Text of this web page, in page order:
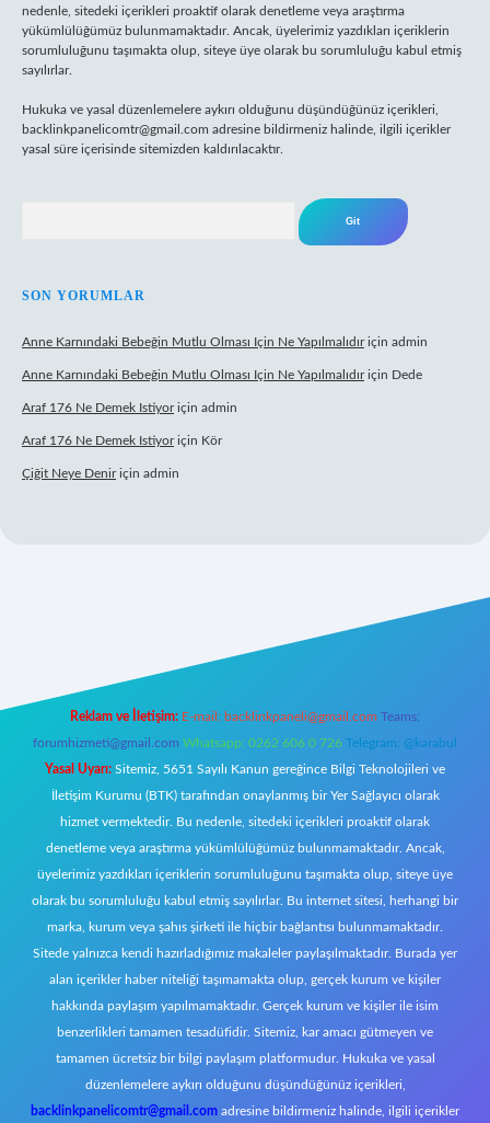
nedenle, sitedeki içerikleri proaktif olarak denetleme veya araştırma
yükümlülüğümüz bulunmamaktadır. Ancak, üyelerimiz yazdıkları içeriklerin
sorumluluğunu taşımakta olup, siteye üye olarak bu sorumluluğu kabul etmiş
sayılırlar.
Hukuka ve yasal düzenlemelere aykırı olduğunu düşündüğünüz içerikleri,
backlinkpanelicomtr@gmail.com adresine bildirmeniz halinde, ilgili içerikler
yasal süre içerisinde sitemizden kaldırılacaktır.
SON YORUMLAR
Anne Karnındaki Bebeğin Mutlu Olması Için Ne Yapılmalıdıriçin admin
Anne Karnındaki Bebeğin Mutlu Olması Için Ne Yapılmalıdıriçin Dede
Araf 176 Ne Demek Istiyoriçin admin
Araf 176 Ne Demek Istiyoriçin Kör
Çiğit Neye Deniriçin admin
Reklam ve İletişim: E-mail: backlinkpaneli@gmail.com Teams:
forumhizmeti@gmail.com Whatsapp: 0262 606 0 726 Telegram: @karabul
Yasal Uyarı: Sitemiz, 5651 Sayılı Kanun gereğince Bilgi Teknolojileri ve
İletişim Kurumu (BTK) tarafından onaylanmış bir Yer Sağlayıcı olarak
hizmet vermektedir. Bu nedenle, sitedeki içerikleri proaktif olarak
denetleme veya araştırma yükümlülüğümüz bulunmamaktadır. Ancak,
üyelerimiz yazdıkları içeriklerin sorumluluğunu taşımakta olup, siteye üye
olarak bu sorumluluğu kabul etmiş sayılırlar. Bu internet sitesi, herhangi bir
marka, kurum veya şahıs şirketi ile hiçbir bağlantısı bulunmamaktadır.
Sitede yalnızca kendi hazırladığımız makaleler paylaşılmaktadır. Burada yer
alan içerikler haber niteliği taşımamakta olup, gerçek kurum ve kişiler
hakkında paylaşım yapılmamaktadır. Gerçek kurum ve kişiler ile isim
benzerlikleri tamamen tesadüfidir. Sitemiz, kar amacı gütmeyen ve
tamamen ücretsiz bir bilgi paylaşım platformudur. Hukuka ve yasal
düzenlemelere aykırı olduğunu düşündüğünüz içerikleri,
backlinkpanelicomtr@gmail.com adresine bildirmeniz halinde, ilgili içerikler